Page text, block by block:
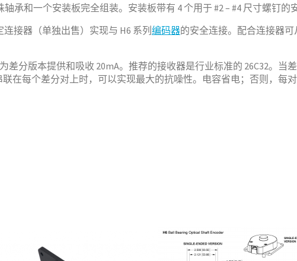
轴承和一个安装板完全组装。安装板带有 4 个用于 #2 – #4 尺寸螺钉的
接器（单独出售）实现与 H6 系列 编码器的安全连接。配合连接器可
差分版本提供和吸收 20mA。推荐的接收器是行业标准的 26C32。当
联在每个差分对上时，可以实现最大的抗噪性。电容省电；否则，每